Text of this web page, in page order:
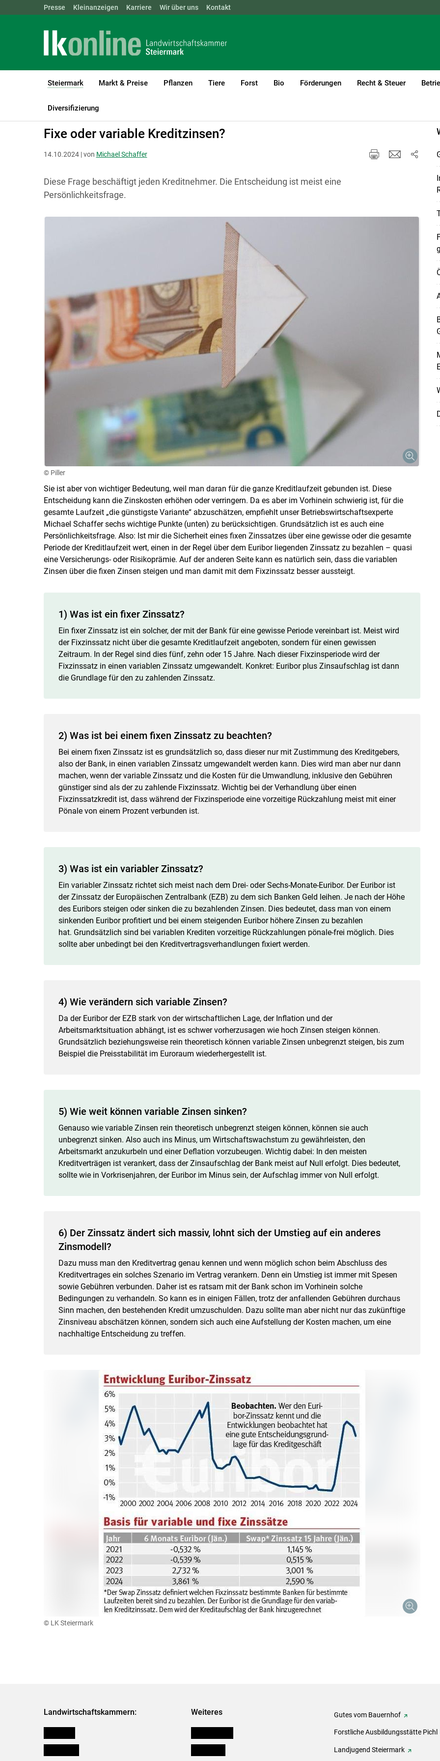
Skip to main content
Landwirtschaftskammern: ÖSTERREICH BGLD KTN NÖ
Presse Kleinanzeigen Karriere Wir über uns Kontakt
Steiermark
(current)1
Markt & Preise Pflanzen Tiere Forst Bio Förderungen Recht & Steuer
Diversifizierung
LK Steiermark Steiermark
Fixe oder variable Kreditzinsen?
14.10.2024 | von Michael Schaffer
Diese Frage beschäftigt jeden Kreditnehmer. Die Entscheidung ist meist eine
Persönlichkeitsfrage.
© Piller
Sie ist aber von wichtiger Bedeutung, weil man daran für die ganze Kreditlaufzeit gebunden ist. Diese
Entscheidung kann die Zinskosten erhöhen oder verringern. Da es aber im Vorhinein schwierig ist, für die
gesamte Laufzeit „die günstigste Variante“ abzuschätzen, empfiehlt unser Betriebswirtschaftsexperte
Michael Schaffer sechs wichtige Punkte (unten) zu berücksichtigen. Grundsätzlich ist es auch eine
Persönlichkeitsfrage. Also: Ist mir die Sicherheit eines fixen Zinssatzes über eine gewisse oder die gesamte
Periode der Kreditlaufzeit wert, einen in der Regel über dem Euribor liegenden Zinssatz zu bezahlen – quasi
eine Versicherungs- oder Risikoprämie. Auf der anderen Seite kann es natürlich sein, dass die variablen
Zinsen über die fixen Zinsen steigen und man damit mit dem Fixzinssatz besser aussteigt.
1) Was ist ein fixer Zinssatz?
Ein fixer Zinssatz ist ein solcher, der mit der Bank für eine gewisse Periode vereinbart ist. Meist wird
der Fixzinssatz nicht über die gesamte Kreditlaufzeit angeboten, sondern für einen gewissen
Zeitraum. In der Regel sind dies fünf, zehn oder 15 Jahre. Nach dieser Fixzinsperiode wird der
Fixzinssatz in einen variablen Zinssatz umgewandelt. Konkret: Euribor plus Zinsaufschlag ist dann
die Grundlage für den zu zahlenden Zinssatz.
2) Was ist bei einem fixen Zinssatz zu beachten?
Bei einem fixen Zinssatz ist es grundsätzlich so, dass dieser nur mit Zustimmung des Kreditgebers,
also der Bank, in einen variablen Zinssatz umgewandelt werden kann. Dies wird man aber nur dann
machen, wenn der variable Zinssatz und die Kosten für die Umwandlung, inklusive den Gebühren
günstiger sind als der zu zahlende Fixzinssatz. Wichtig bei der Verhandlung über einen
Fixzinssatzkredit ist, dass während der Fixzinsperiode eine vorzeitige Rückzahlung meist mit einer
Pönale von einem Prozent verbunden ist.
3) Was ist ein variabler Zinssatz?
Ein variabler Zinssatz richtet sich meist nach dem Drei- oder Sechs-Monate-Euribor. Der Euribor ist
der Zinssatz der Europäischen Zentralbank (EZB) zu dem sich Banken Geld leihen. Je nach der Höhe
des Euribors steigen oder sinken die zu bezahlenden Zinsen. Dies bedeutet, dass man von einem
sinkenden Euribor profitiert und bei einem steigenden Euribor höhere Zinsen zu bezahlen
hat. Grundsätzlich sind bei variablen Krediten vorzeitige Rückzahlungen pönale-frei möglich. Dies
sollte aber unbedingt bei den Kreditvertragsverhandlungen fixiert ­werden.
4) Wie verändern sich variable Zinsen?
Da der Euribor der EZB stark von der wirtschaftlichen Lage, der Inflation und der
Arbeitsmarktsituation abhängt, ist es schwer vorherzusagen wie hoch Zinsen steigen können.
Grundsätzlich beziehungsweise rein theoretisch können variable Zinsen unbegrenzt steigen, bis zum
Beispiel die Preisstabilität im Euroraum wiederhergestellt ist.
5) Wie weit können variable Zinsen sinken?
Genauso wie variable Zinsen rein theoretisch unbegrenzt steigen können, können sie auch
unbegrenzt sinken. Also auch ins Minus, um Wirtschaftswachstum zu gewährleisten, den
Arbeitsmarkt anzukurbeln und einer Deflation vorzubeugen. Wichtig dabei: In den meisten
Kreditverträgen ist verankert, dass der Zinsaufschlag der Bank meist auf Null erfolgt. Dies bedeutet,
sollte wie in Vorkrisenjahren, der Euribor im Minus sein, der Aufschlag immer von Null erfolgt.
6) Der Zinssatz ändert sich massiv, lohnt sich der Umstieg auf ein anderes
Zinsmodell?
Dazu muss man den Kreditvertrag genau kennen und wenn möglich schon beim Abschluss des
Kreditvertrages ein solches Szenario im Vertrag verankern. Denn ein Umstieg ist immer mit Spesen
sowie Gebühren verbunden. Daher ist es ratsam mit der Bank schon im Vorhinein solche
Bedingungen zu verhandeln. So kann es in einigen Fällen, trotz der anfallenden Gebühren durchaus
Sinn machen, den bestehenden Kredit umzuschulden. Dazu sollte man aber nicht nur das zukünftige
Zinsniveau abschätzen können, sondern sich auch eine Aufstellung der Kosten machen, um eine
nachhaltige Entscheidung zu treffen.
© LK Steiermark
Landwirtschaftskammern: Weiteres Gutes vom Bauernhof
Forstliche Ausbildungsstätte Pichl
Landjugend Steiermark